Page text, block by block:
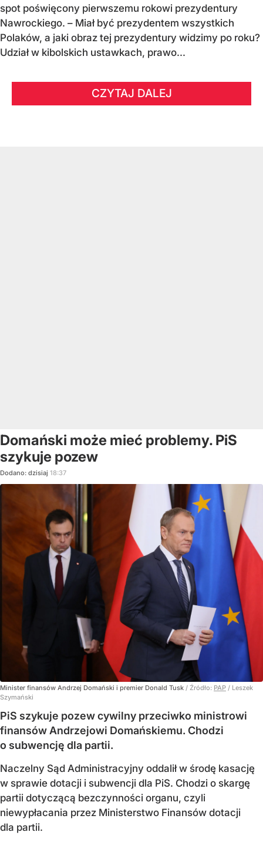
spot poświęcony pierwszemu rokowi prezydentury
Nawrockiego. – Miał być prezydentem wszystkich
Polaków, a jaki obraz tej prezydentury widzimy po roku?
Udział w kibolskich ustawkach, prawo...
CZYTAJ DALEJ
Domański może mieć problemy. PiS
szykuje pozew
Dodano: dzisiaj 18:37
Minister finansów Andrzej Domański i premier Donald Tusk / Źródło: PAP / Leszek
Szymański
PiS szykuje pozew cywilny przeciwko ministrowi
finansów Andrzejowi Domańskiemu. Chodzi
o subwencję dla partii.
Naczelny Sąd Administracyjny oddalił w środę kasację
w sprawie dotacji i subwencji dla PiS. Chodzi o skargę
partii dotyczącą bezczynności organu, czyli
niewypłacania przez Ministerstwo Finansów dotacji
dla partii.